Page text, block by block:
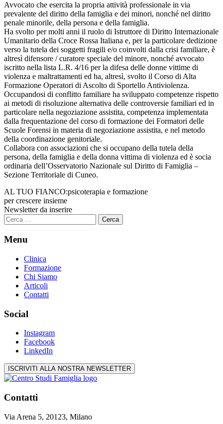
Avvocato che esercita la propria attività professionale in via
prevalente del diritto della famiglia e dei minori, nonché nel diritto
penale minorile, della persona e della famiglia.
Ha svolto per molti anni il ruolo di Istruttore di Diritto Internazionale
Umanitario della Croce Rossa Italiana e, per la particolare dedizione
verso la tutela dei soggetti fragili e/o coinvolti dalla crisi familiare, è
altresì difensore / curatore speciale del minore, nonché avvocato
iscritto nella lista L.R. 4/16 per la difesa delle donne vittime di
violenza e maltrattamenti ed ha, altresì, svolto il Corso di Alta
Formazione Operatori di Ascolto di Sportello Antiviolenza.
Occupandosi di conflitto familiare ha sviluppato competenze rispetto
ai metodi di risoluzione alternativa delle controversie familiari ed in
particolare nella negoziazione assistita, competenza implementata
dalla frequentazione del corso di formazione dei Formatori delle
Scuole Forensi in materia di negoziazione assistita, e nel metodo
della coordinazione genitoriale.
Collabora con associazioni che si occupano della tutela della
persona, della famiglia e della donna vittima di violenza ed è socia
ordinaria dell’Osservatorio Nazionale sul Diritto di Famiglia –
Sezione Territoriale di Cuneo.
AL TUO FIANCO:psicoterapia e formazione
per crescere insieme
Newsletter da inserire
Ricerca
per:
Menu
Clinica
Formazione
Chi Siamo
Articoli
Contatti
Social
Instagram
Facebook
LinkedIn
ISCRIVITI ALLA NOSTRA NEWSLETTER
Contatti
Via Arena 5, 20123, Milano